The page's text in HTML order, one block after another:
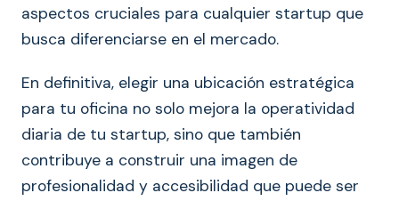
aspectos cruciales para cualquier startup que
busca diferenciarse en el mercado.
En definitiva, elegir una ubicación estratégica
para tu oficina no solo mejora la operatividad
diaria de tu startup, sino que también
contribuye a construir una imagen de
profesionalidad y accesibilidad que puede ser